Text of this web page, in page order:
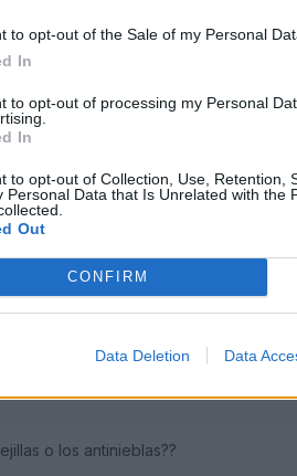
to opt-out of the Sale of my Personal
In
to opt-out of processing my Personal
In
to opt-out of Collection, Use, Retention,
Personal Data that Is Unrelated with the
Out
CONFIRM
Data Deletion Data
2009
o los antinieblas??